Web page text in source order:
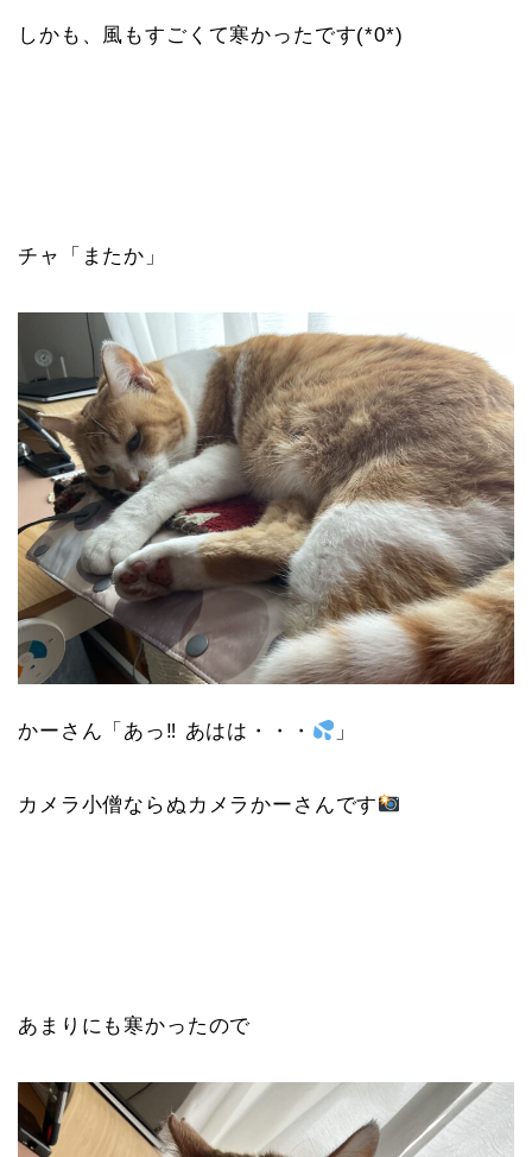
しかも、風もすごくて寒かったです(*0*)
チャ「またか」
かーさん「あっ‼︎ あはは・・・ 」
カメラ小僧ならぬカメラかーさんです
あまりにも寒かったので